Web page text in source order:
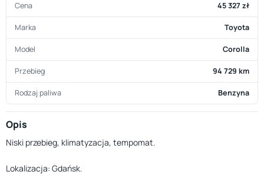
Cena 45 327 zł
Marka Toyota
Model Corolla
Przebieg 94 729 km
Rodzaj paliwa Benzyna
Opis
Niski przebieg, klimatyzacja, tempomat.
Lokalizacja: Gdańsk.